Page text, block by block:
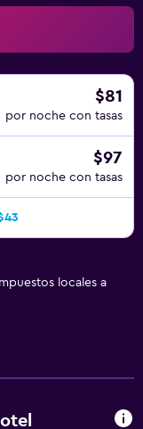
$81
por noche con tasas
$97
por noche con tasas
locales a